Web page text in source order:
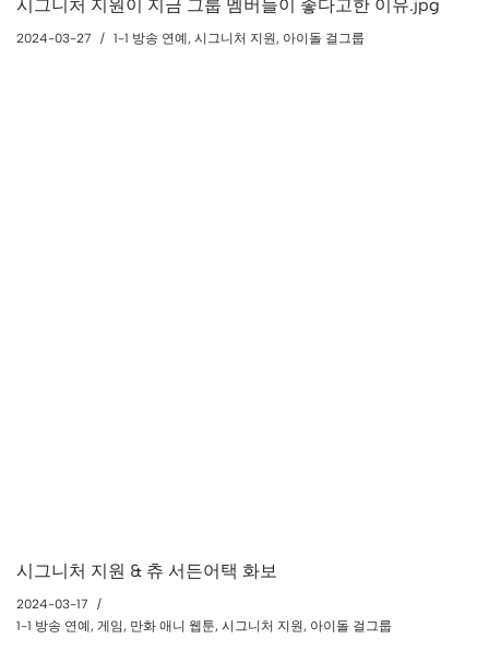
시그니처 지원이 지금 그룹 멤버들이 좋다고한 이유.jpg
2024-03-27 1-1 방송 연예, 시그니처 지원, 아이돌 걸그룹
시그니처 지원 & 츄 서든어택 화보
2024-03-17
1-1 방송 연예, 게임, 만화 애니 웹툰, 시그니처 지원, 아이돌 걸그룹